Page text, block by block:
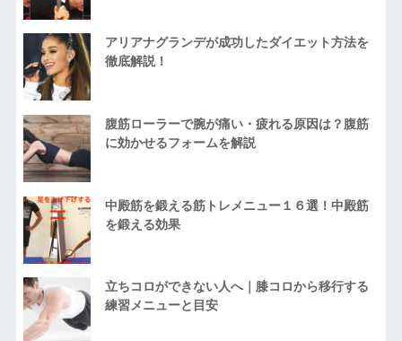
アリアナグランデが成功したダイエット方法を
徹底解説！
腹筋ローラーで腕が痛い・疲れる原因は？腹筋
に効かせるフォームを解説
中殿筋を鍛える筋トレメニュー１６選！中殿筋
を鍛える効果
立ちコロができない人へ｜膝コロから移行する
練習メニューと目安